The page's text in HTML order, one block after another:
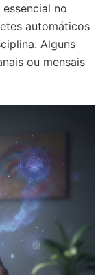
no
automáticos
Alguns
ou mensais